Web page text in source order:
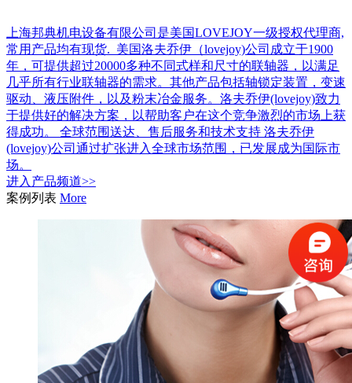
上海邦典机电设备有限公司是美国LOVEJOY一级授权代理商,
常用产品均有现货. 美国洛夫乔伊（lovejoy)公司成立于1900
年，可提供超过20000多种不同式样和尺寸的联轴器，以满足
几乎所有行业联轴器的需求。其他产品包括轴锁定装置，变速
驱动、液压附件，以及粉末冶金服务。洛夫乔伊(lovejoy)致力
于提供好的解决方案，以帮助客户在这个竞争激烈的市场上获
得成功。 全球范围送达、售后服务和技术支持 洛夫乔伊
(lovejoy)公司通过扩张进入全球市场范围，已发展成为国际市
场。
进入 产品频道>>
案例列表 More